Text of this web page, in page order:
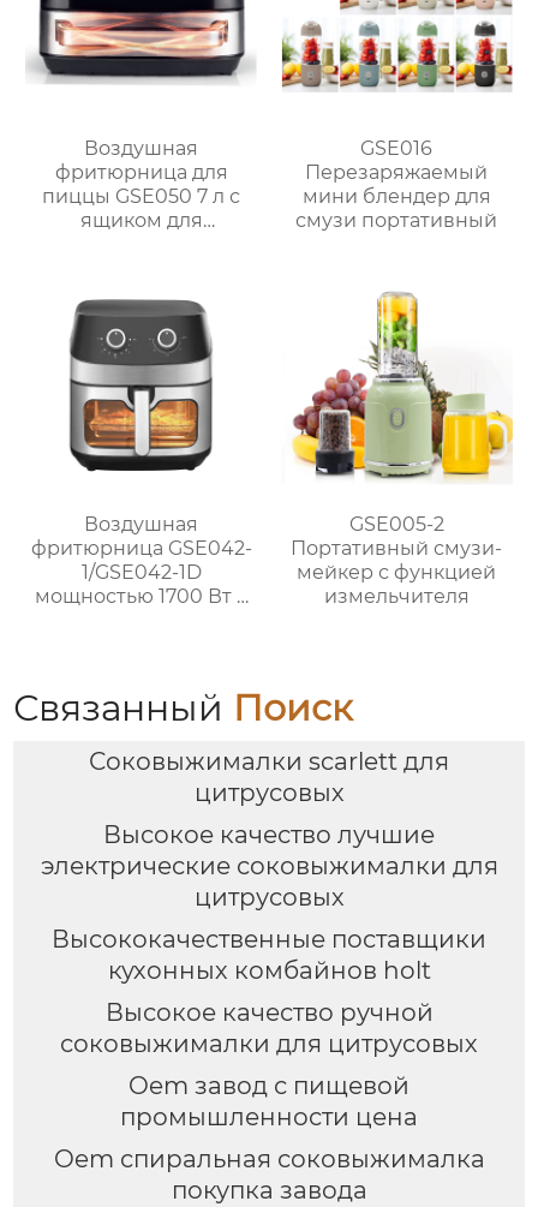
Воздушная
фритюрница для
пиццы GSE050 7 л с
ящиком для
GSE016
Перезаряжаемый
мини блендер для
смузи портативный
Воздушная
фритюрница GSE042-
1/GSE042-1D
мощностью 1700 Вт с
стали для домашнего
использования
GSE005-2
Портативный смузи-
мейкер с функцией
измельчителя
Связанный Поиск
Соковыжималки scarlett для
цитрусовых
Высокое качество лучшие
электрические соковыжималки для
цитрусовых
Высококачественные поставщики
кухонных комбайнов holt
Высокое качество ручной
соковыжималки для цитрусовых
Oem завод с пищевой
промышленности цена
Oem спиральная соковыжималка
покупка завода